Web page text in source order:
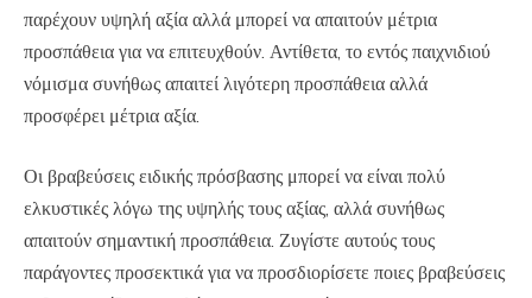
παρέχουν υψηλή αξία αλλά μπορεί να απαιτούν μέτρια
προσπάθεια για να επιτευχθούν. Αντίθετα, το εντός παιχνιδιού
νόμισμα συνήθως απαιτεί λιγότερη προσπάθεια αλλά
προσφέρει μέτρια αξία.
Οι βραβεύσεις ειδικής πρόσβασης μπορεί να είναι πολύ
ελκυστικές λόγω της υψηλής τους αξίας, αλλά συνήθως
απαιτούν σημαντική προσπάθεια. Ζυγίστε αυτούς τους
παράγοντες προσεκτικά για να προσδιορίσετε ποιες βραβεύσεις